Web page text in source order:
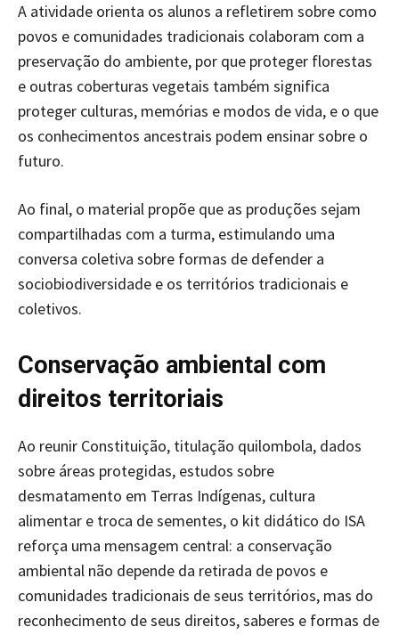
A atividade orienta os alunos a refletirem sobre como
povos e comunidades tradicionais colaboram com a
preservação do ambiente, por que proteger florestas
e outras coberturas vegetais também significa
proteger culturas, memórias e modos de vida, e o que
os conhecimentos ancestrais podem ensinar sobre o
futuro.
Ao final, o material propõe que as produções sejam
compartilhadas com a turma, estimulando uma
conversa coletiva sobre formas de defender a
sociobiodiversidade e os territórios tradicionais e
coletivos.
Conservação ambiental com
direitos territoriais
Ao reunir Constituição, titulação quilombola, dados
sobre áreas protegidas, estudos sobre
desmatamento em Terras Indígenas, cultura
alimentar e troca de sementes, o kit didático do ISA
reforça uma mensagem central: a conservação
ambiental não depende da retirada de povos e
comunidades tradicionais de seus territórios, mas do
reconhecimento de seus direitos, saberes e formas de